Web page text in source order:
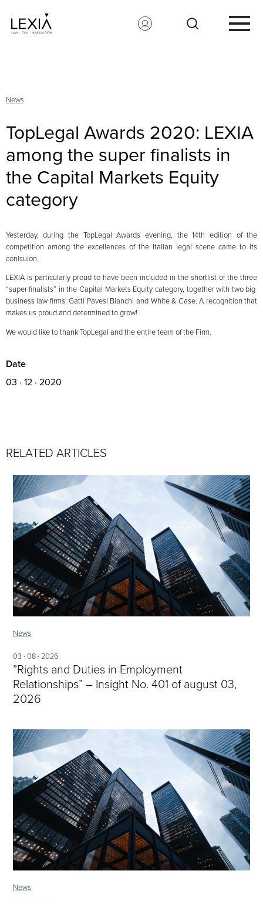
News
TopLegal Awards 2020: LEXIA
among the super finalists in
the Capital Markets Equity
category
Yesterday, during the TopLegal Awards evening, the 14th edition of the
competition among the excellences of the Italian legal scene came to its
conlsuion.
LEXIA is particularly proud to have been included in the shortlist of the three
“super finalists” in the Capital Markets Equity category, together with two big
business law firms: Gatti Pavesi Bianchi and White & Case. A recognition that
makes us proud and determined to grow!
We would like to thank TopLegal and the entire team of the Firm.
Date
03 · 12 · 2020
RELATED ARTICLES
News
03 · 08 · 2026
”Rights and Duties in Employment
Relationships” – Insight No. 401 of august 03,
2026
News